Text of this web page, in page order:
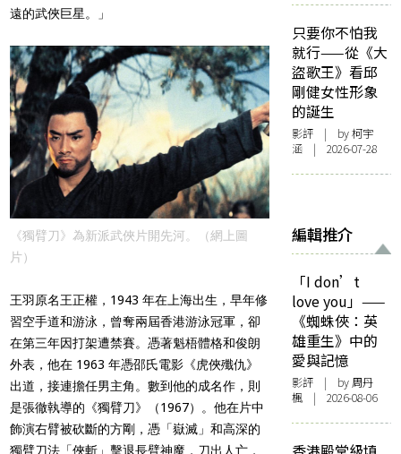
遠的武俠巨星。」
《獨臂刀》為新派武俠片開先河。（網上圖
片）
王羽原名王正權，1943 年在上海出生，早年修
習空手道和游泳，曾奪兩屆香港游泳冠軍，卻
在第三年因打架遭禁賽。憑著魁梧體格和俊朗
外表，他在 1963 年憑邵氏電影《虎俠殲仇》
出道，接連擔任男主角。數到他的成名作，則
是張徹執導的《獨臂刀》（1967）。他在片中
飾演右臂被砍斷的方剛，憑「嶽滅」和高深的
獨臂刀法「俠斬」擊退長臂神魔，刀出人亡，
只要你不怕我
就行——從《大
盜歌王》看邱
剛健女性形象
的誕生
影評 | by 柯宇
涵 | 2026-07-28
編輯推介
「I don’t
love you」——
《蜘蛛俠：英
雄重生》中的
愛與記憶
影評 | by周丹
楓 | 2026-08-06